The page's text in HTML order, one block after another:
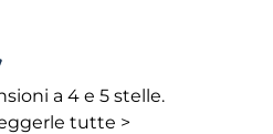
a 4 e 5 stelle.
tutte >